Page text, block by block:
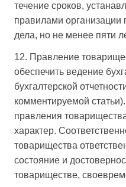
течение сроков,
правилами организации
дела, но не менее пяти
12. Правление
обеспечить ведение
бухгалтерской
комментируемой
правления
характер.
товарищества
состояние и
товариществе,